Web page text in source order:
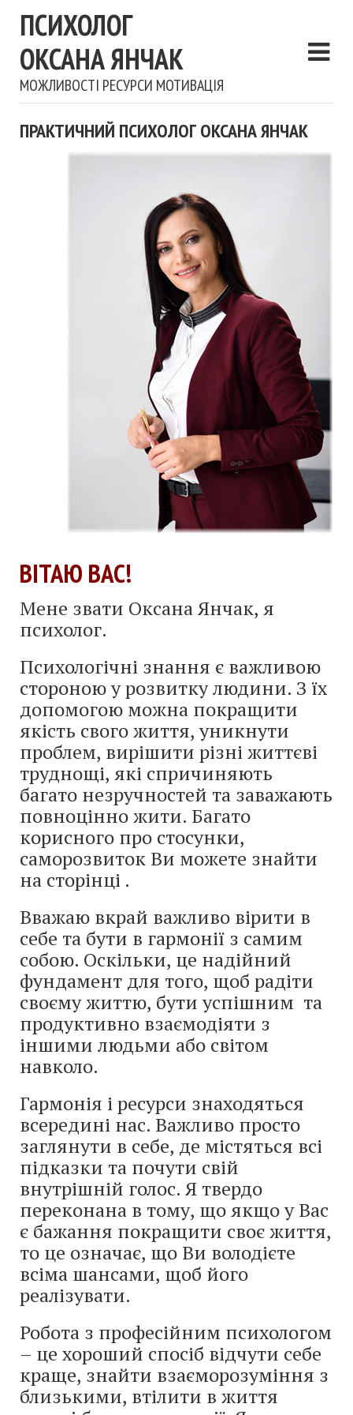
ПСИХОЛОГ
ОКСАНА ЯНЧАК
МОЖЛИВОСТІ РЕСУРСИ МОТИВАЦІЯ
ПРАКТИЧНИЙ ПСИХОЛОГ ОКСАНА ЯНЧАК
ВІТАЮ ВАС!
Мене звати Оксана Янчак, я
психолог.
Психологічні знання є важливою
стороною у розвитку людини. З їх
допомогою можна покращити
якість свого життя, уникнути
проблем, вирішити різні життєві
труднощі, які спричиняють
багато незручностей та заважають
повноцінно жити. Багато
корисного про стосунки,
саморозвиток Ви можете знайти
на сторінці .
Вважаю вкрай важливо вірити в
себе та бути в гармонії з самим
собою. Оскільки, це надійний
фундамент для того, щоб радіти
своєму життю, бути успішним та
продуктивно взаємодіяти з
іншими людьми або світом
навколо.
Гармонія і ресурси знаходяться
всередині нас. Важливо просто
заглянути в себе, де містяться всі
підказки та почути свій
внутрішній голос. Я твердо
переконана в тому, що якщо у Вас
є бажання покращити своє життя,
то це означає, що Ви володієте
всіма шансами, щоб його
реалізувати.
Робота з професійним психологом
– це хороший спосіб відчути себе
краще, знайти взаєморозуміння з
близькими, втілити в життя